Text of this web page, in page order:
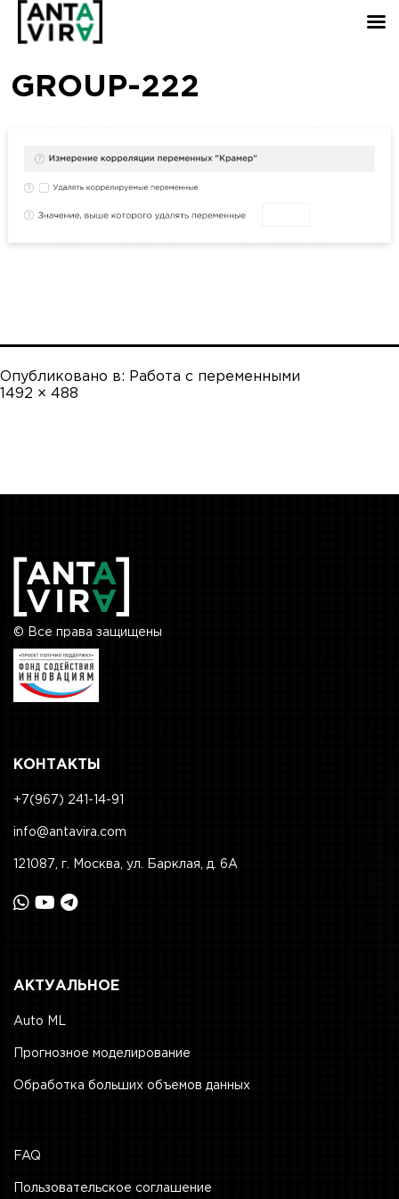
GROUP-222
Опубликовано в: Работа с переменными
Полный
1492 × 488
© Все права защищены
КОНТАКТЫ
+7(967) 241-14-91
info@antavira.com
121087, г. Москва, ул. Барклая, д. 6А
АКТУАЛЬНОЕ
Auto ML
Прогнозное моделирование
Обработка больших объемов данных
FAQ
Пользовательское соглашение